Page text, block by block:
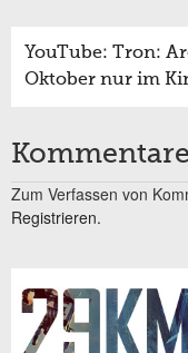
YouTube: Tron:
Oktober nur im
Kommentare
Zum Verfassen von
Registrieren.